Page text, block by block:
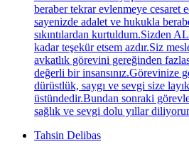
beraber tekrar evlenmeye cesaret
sayenizde adalet ve hukukla
sıkıntılardan kurtuldum.Sizden
kadar teşekür etsem azdır.Siz
avkatlık görevini gereğinden
değerli bir insansınız.Görevinize
dürüstlük, saygı ve sevgi size
üstündedir.Bundan sonraki
sağlık ve sevgi dolu yıllar
Tahsin Delibas